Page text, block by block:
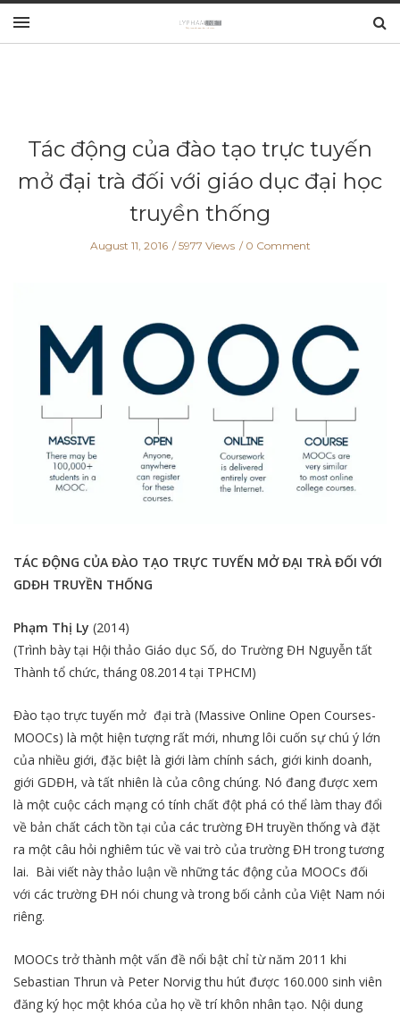
Tác động của đào tạo trực tuyến
mở đại trà đối với giáo dục đại học
truyền thống
August 11, 2016 5977 Views 0 Comment
TÁC ĐỘNG CỦA ĐÀO TẠO TRỰC TUYẾN MỞ ĐẠI TRÀ ĐỐI VỚI
GDĐH TRUYỀN THỐNG
Phạm Thị Ly (2014)
(Trình bày tại Hội thảo Giáo dục Số, do Trường ĐH Nguyễn tất
Thành tổ chức, tháng 08.2014 tại TPHCM)
Đào tạo trực tuyến mở đại trà (Massive Online Open Courses-
MOOCs) là một hiện tượng rất mới, nhưng lôi cuốn sự chú ý lớn
của nhiều giới, đặc biệt là giới làm chính sách, giới kinh doanh,
giới GDĐH, và tất nhiên là của công chúng. Nó đang được xem
là một cuộc cách mạng có tính chất đột phá có thể làm thay đổi
về bản chất cách tồn tại của các trường ĐH truyền thống và đặt
ra một câu hỏi nghiêm túc về vai trò của trường ĐH trong tương
lai. Bài viết này thảo luận về những tác động của MOOCs đối
với các trường ĐH nói chung và trong bối cảnh của Việt Nam nói
riêng.
MOOCs trở thành một vấn đề nổi bật chỉ từ năm 2011 khi
Sebastian Thrun và Peter Norvig thu hút được 160.000 sinh viên
đăng ký học một khóa của họ về trí khôn nhân tạo. Nội dung